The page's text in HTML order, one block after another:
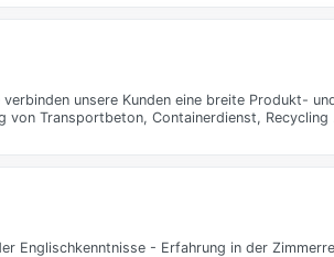
unsere Kunden eine breite Produkt-
von Transportbeton, Containerdienst, Recycling
Englischkenntnisse - Erfahrung in der